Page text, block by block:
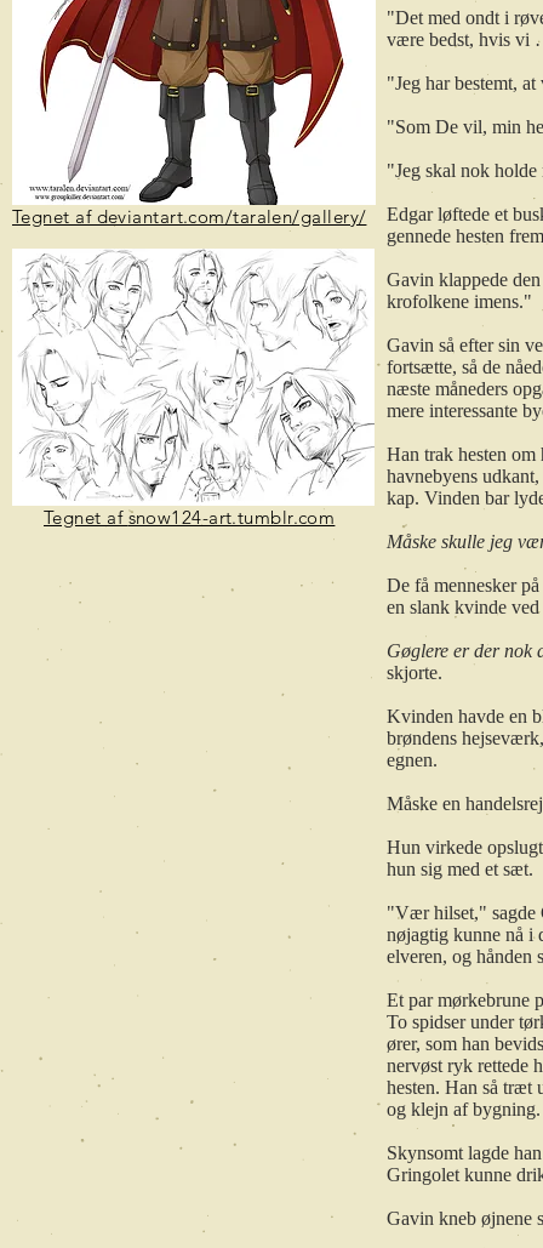
Tegnet af deviantart.com/taralen/gallery/
Tegnet af snow124-art.tumblr.com
"Det med ondt i
være bedst, hvis
"Jeg har bestemt,
"Som De vil, min
"Jeg skal nok
Edgar løftede et
gennede hesten
Gavin klappede
krofolkene imens."
Gavin så efter sin
fortsætte, så de
næste måneders
mere interessante
Han trak hesten
havnebyens
kap. Vinden bar
Måske skulle jeg
De få mennesker
en slank kvinde
Gøglere er der nok
skjorte.
Kvinden havde en
brøndens
egnen.
Måske en
Hun virkede
hun sig med et sæt.
"Vær hilset," sagde
nøjagtig kunne nå i
elveren, og hånden
Et par mørkebrune
To spidser under
ører, som han
nervøst ryk rettede
hesten. Han så træt
og klejn af bygning.
Skynsomt lagde
Gringolet kunne
Gavin kneb øjnene